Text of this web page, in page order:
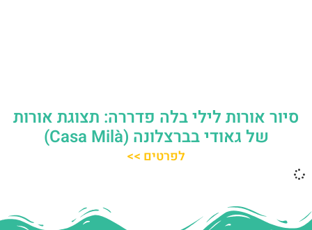
סיור אורות לילי בלה פדררה: תצוגת אורות
של גאודי בברצלונה (Casa Milà)
לפרטים >>